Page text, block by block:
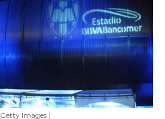
Getty Images )